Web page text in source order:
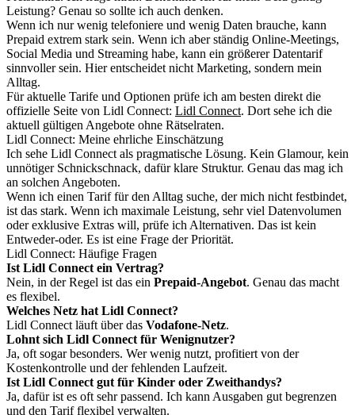
Leistung? Genau so sollte ich auch denken.
Wenn ich nur wenig telefoniere und wenig Daten brauche, kann
Prepaid extrem stark sein. Wenn ich aber ständig Online-Meetings,
Social Media und Streaming habe, kann ein größerer Datentarif
sinnvoller sein. Hier entscheidet nicht Marketing, sondern mein
Alltag.
Für aktuelle Tarife und Optionen prüfe ich am besten direkt die
offizielle Seite von Lidl Connect: Lidl Connect. Dort sehe ich die
aktuell gültigen Angebote ohne Rätselraten.
Lidl Connect: Meine ehrliche Einschätzung
Ich sehe Lidl Connect als pragmatische Lösung. Kein Glamour, kein
unnötiger Schnickschnack, dafür klare Struktur. Genau das mag ich
an solchen Angeboten.
Wenn ich einen Tarif für den Alltag suche, der mich nicht festbindet,
ist das stark. Wenn ich maximale Leistung, sehr viel Datenvolumen
oder exklusive Extras will, prüfe ich Alternativen. Das ist kein
Entweder-oder. Es ist eine Frage der Priorität.
Lidl Connect: Häufige Fragen
Ist Lidl Connect ein Vertrag?
Nein, in der Regel ist das ein Prepaid-Angebot. Genau das macht
es flexibel.
Welches Netz hat Lidl Connect?
Lidl Connect läuft über das Vodafone-Netz.
Lohnt sich Lidl Connect für Wenignutzer?
Ja, oft sogar besonders. Wer wenig nutzt, profitiert von der
Kostenkontrolle und der fehlenden Laufzeit.
Ist Lidl Connect gut für Kinder oder Zweithandys?
Ja, dafür ist es oft sehr passend. Ich kann Ausgaben gut begrenzen
und den Tarif flexibel verwalten.